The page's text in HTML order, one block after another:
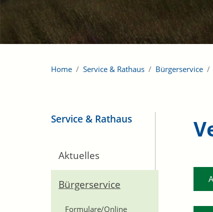
Home Service & Rathaus Bürgerservice
Service & Rathaus
Aktuelles
Bürgerservice
Formulare/Online